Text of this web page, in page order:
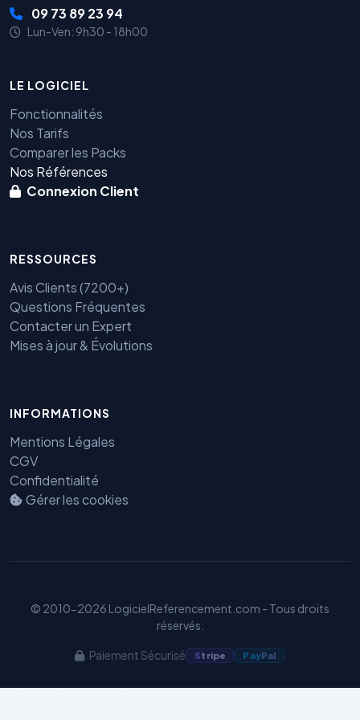
09 73 89 23 94
Lun-Ven: 9h30 - 18h00
LE LOGICIEL
Fonctionnalités
Nos Tarifs
Comparer les Packs
Nos Références
Connexion Client
RESSOURCES
Avis Clients (7200+)
Questions Fréquentes
Contacter un Expert
Mises à jour & Évolutions
INFORMATIONS
Mentions Légales
CGV
Confidentialité
Gérer les cookies
© 2010-2026 LogicielReferencement.com - Tous droits
réservés.
Paiement Sécurisé Stripe PayPal